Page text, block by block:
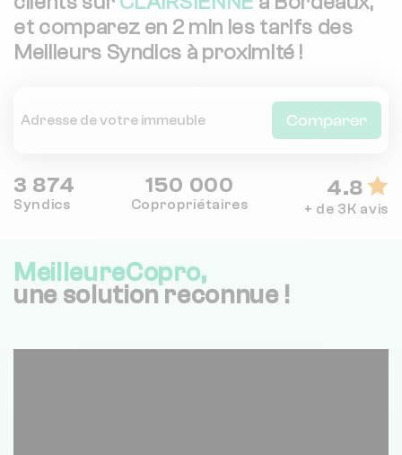
et comparez en 2 min les tarifs des
Meilleurs Syndics à proximité !
Comparer
3 874
Syndics
150 000
Copropriétaires
4.8
+ de 3K avis
MeilleureCopro,
une solution reconnue !